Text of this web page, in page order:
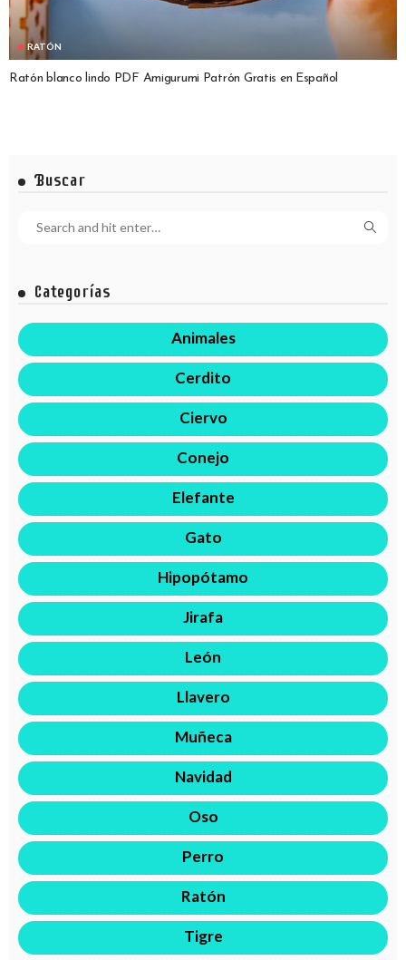
RATÓN
Ratón blanco lindo PDF Amigurumi Patrón Gratis en Español
Buscar
Categorías
Animales
Cerdito
Ciervo
Conejo
Elefante
Gato
Hipopótamo
Jirafa
León
Llavero
Muñeca
Navidad
Oso
Perro
Ratón
Tigre